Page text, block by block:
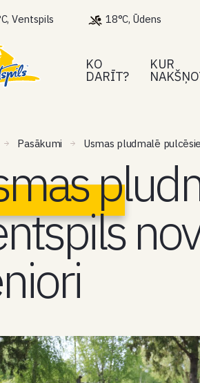
Ventspils 18°C, Ūdens
KO
DARĪT?
KUR
Pasākumi Usmas pludmalē